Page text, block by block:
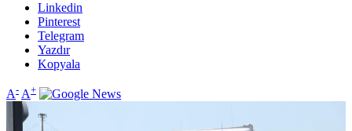
Linkedin
Pinterest
Telegram
Yazdır
Kopyala
A- A+